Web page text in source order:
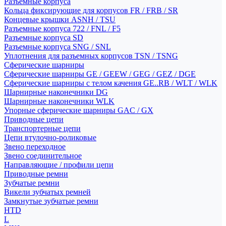
Кольца фиксирующие для корпусов FR / FRB / SR
Концевые крышки ASNH / TSU
Разъемные корпуса 722 / FNL / F5
Разъемные корпуса SD
Разъемные корпуса SNG / SNL
Уплотнения для разъемных корпусов TSN / TSNG
Сферические шарниры
Сферические шарниры GE / GEEW / GEG / GEZ / DGE
Сферические шарниры с телом качения GE..RB / WLT / WLK
Шарнирные наконечники DG
Шарнирные наконечники WLK
Упорные сферические шарниры GAC / GX
Приводные цепи
Транспортерные цепи
Цепи втулочно-роликовые
Звено переходное
Звено соединительное
Направляющие / профили цепи
Приводные ремни
Зубчатые ремни
Викели зубчатых ремней
Замкнутые зубчатые ремни
HTD
L